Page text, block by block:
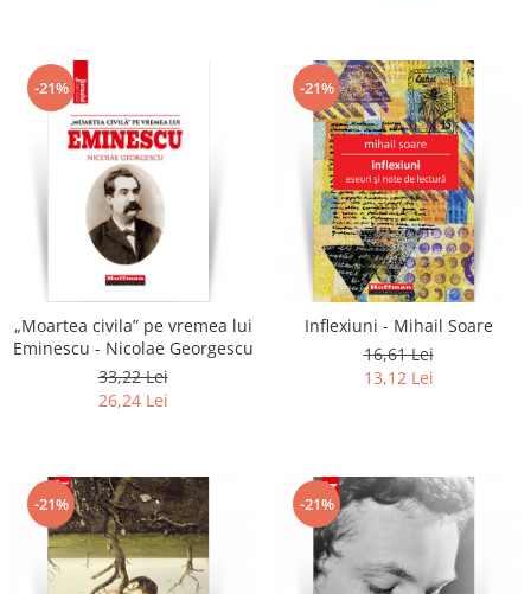
-21%
„Moartea civila” pe vremea lui
Eminescu - Nicolae Georgescu
33,22 Lei
26,24 Lei
-21%
Inflexiuni - Mihail Soare
16,61 Lei
13,12 Lei
-21% -21%